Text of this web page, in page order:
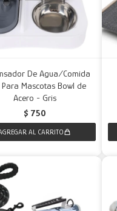
De Agua/Comida
Para Mascotas Bowl de
Acero - Gris
$ 750